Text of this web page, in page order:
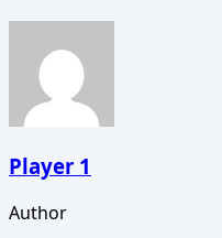
Player 1
Author